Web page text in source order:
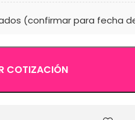
(confirmar para fecha
COTIZACIÓN